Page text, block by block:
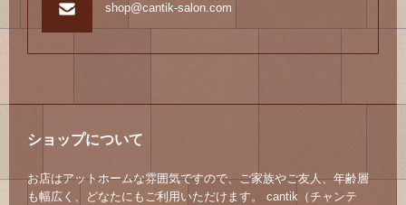
shop@cantik-salon.com
ショップについて
お店はアットホームな雰囲気ですので、ご家族やご友人、年齢層
も幅広く、どなたにもご利用いただけます。 cantik（チャンテ